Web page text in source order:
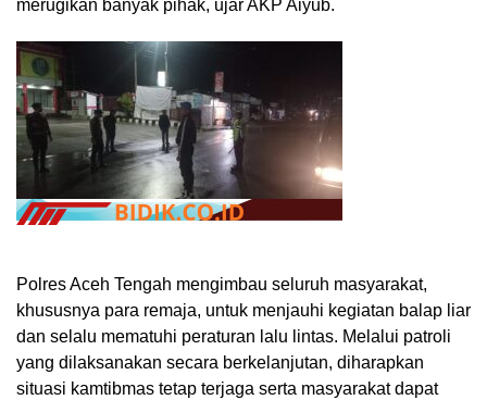
merugikan banyak pihak, ujar AKP Aiyub.
Polres Aceh Tengah mengimbau seluruh masyarakat,
khususnya para remaja, untuk menjauhi kegiatan balap liar
dan selalu mematuhi peraturan lalu lintas. Melalui patroli
yang dilaksanakan secara berkelanjutan, diharapkan
situasi kamtibmas tetap terjaga serta masyarakat dapat